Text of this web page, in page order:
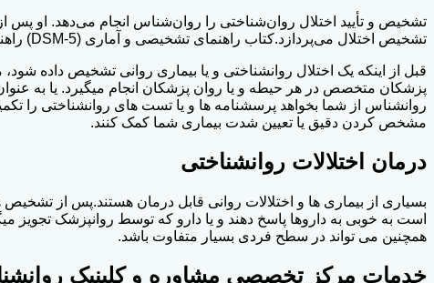
تشخیص و تأیید اختلال روان‌شناختی را روان‌شناس انجام می‌دهد. او پس
تشخیص اختلال می‌پردازد.کتاب راهنمای تشخيصی و آماری (DSM-5) راهنمايی است كه توسط روانشناسان ، برای تشخيص بيماری های روانی استفاده می شود.
قبل از اینکه یک اختلال روانشناختی و یا بیماری روانی تشخیص
پزشکان متخصص در هر حیطه و یا روان پزشکان انجام میگیرد. یا به
روانشناس از شما بخواهد پرسشنامه ها و یا تست های روانشناختی را
مشخص کردن دقیق یا تعیین شدت بیماری شما کمک کنند.
درمان اختلالات روانشناختی
بسیاری از بیماری ها و اختلالات روانی قابل درمان هستند.پس از
است به خوبی به داروها پاسخ دهند و یا دارو که توسط روانپزشک تجویز
همچنین می تواند در سطح فردی بسیار متفاوت باشد.
خدمات مرکز تخصصی مشاوره و کلینیک